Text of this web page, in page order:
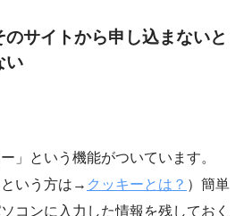
サイトから申し込まないと
い
」という機能がついています。
という方は→ クッキーとは？ ）簡単
コンに入力した情報を残しておく